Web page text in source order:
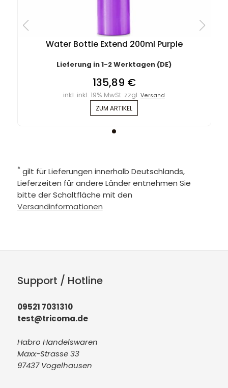
Water Bottle Extend 200ml Purple
Lieferung in 1-2 Werktagen (DE)
135,89 €
inkl. inkl. 19% MwSt. zzgl.Versand
ZUM ARTIKEL
* gilt für Lieferungen innerhalb Deutschlands,
Lieferzeiten für andere Länder entnehmen Sie
bitte der Schaltfläche mit den
Versandinformationen
Support / Hotline
09521 7031310
test@tricoma.de
Habro Handelswaren
Maxx-Strasse 33
97437 Vogelhausen